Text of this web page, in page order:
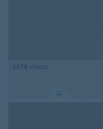
3378 stucco